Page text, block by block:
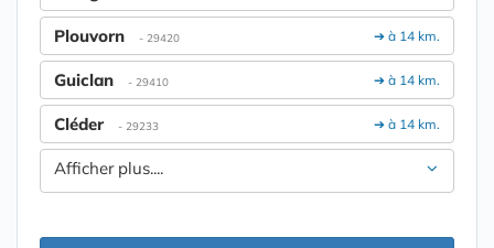
➔ à 14 km.
Plouvorn - 29420
➔ à 14 km.
Guiclan - 29410
➔ à 14 km.
Cléder - 29233
Afficher plus....